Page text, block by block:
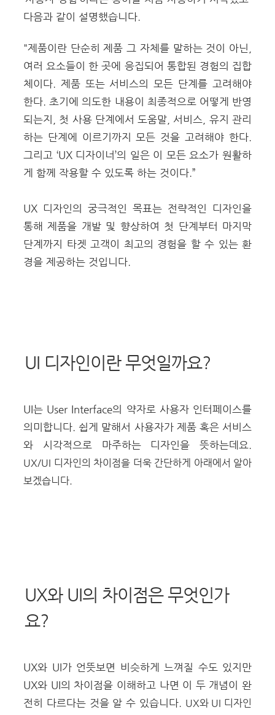
다음과 같이 설명했습니다.
"제품이란 단순히 제품 그 자체를 말하는 것이 아닌,
여러 요소들이 한 곳에 응집되어 통합된 경험의 집합
체이다. 제품 또는 서비스의 모든 단계를 고려해야
한다. 초기에 의도한 내용이 최종적으로 어떻게 반영
되는지, 첫 사용 단계에서 도움말, 서비스, 유지 관리
하는 단계에 이르기까지 모든 것을 고려해야 한다.
그리고 ‘UX 디자이너’의 일은 이 모든 요소가 원활하
게 함께 작용할 수 있도록 하는 것이다.”
UX 디자인의 궁극적인 목표는 전략적인 디자인을
통해 제품을 개발 및 향상하여 첫 단계부터 마지막
단계까지 타겟 고객이 최고의 경험을 할 수 있는 환
경을 제공하는 것입니다.
UI 디자인이란 무엇일까요?
UI는 User Interface의 약자로 사용자 인터페이스를
의미합니다. 쉽게 말해서 사용자가 제품 혹은 서비스
와 시각적으로 마주하는 디자인을 뜻하는데요.
UX/UI 디자인의 차이점을 더욱 간단하게 아래에서 알아
보겠습니다.
UX와 UI의 차이점은 무엇인가
요?
UX와 UI가 언뜻보면 비슷하게 느껴질 수도 있지만
UX와 UI의 차이점을 이해하고 나면 이 두 개념이 완
전히 다르다는 것을 알 수 있습니다.
UX와 UI 디자인